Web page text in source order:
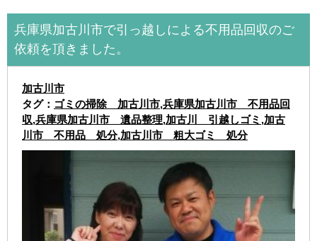
兵庫県加古川市で引っ越しによる不用品回収のご
依頼を頂きました。
加古川市
タグ： ゴミの掃除 加古川市,兵庫県加古川市 不用品回
収,兵庫県加古川市 遺品整理,加古川 引越しゴミ ,加古
川市 不用品 処分,加古川市 粗大ゴミ 処分